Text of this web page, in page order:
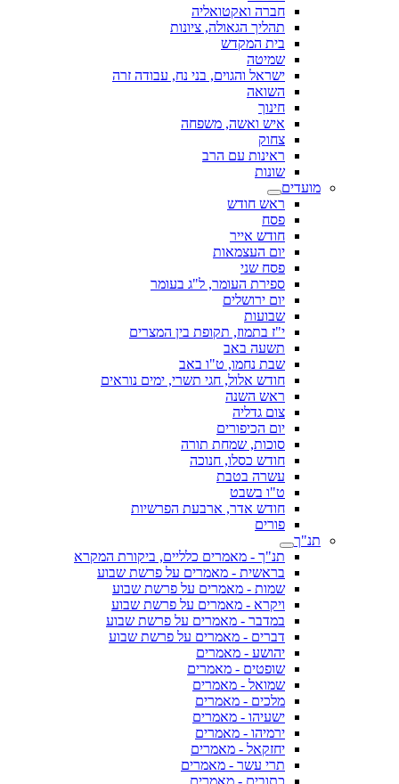
חברה ואקטואליה
תהליך הגאולה, ציונות
בית המקדש
שמיטה
ישראל והגוים, בני נח, עבודה זרה
השואה
חינוך
איש ואשה, משפחה
צחוק
ראינות עם הרב
שונות
מועדים
ראש חודש
פסח
חודש אייר
יום העצמאות
פסח שני
ספירת העומר, ל"ג בעומר
יום ירושלים
שבועות
י"ז בתמוז, תקופת בין המצרים
תשעה באב
שבת נחמו, ט"ו באב
חודש אלול, חגי תשרי, ימים נוראים
ראש השנה
צום גדליה
יום הכיפורים
סוכות, שמחת תורה
חודש כסלו, חנוכה
עשרה בטבת
ט"ו בשבט
חודש אדר, ארבעת הפרשיות
פורים
תנ"ך
תנ"ך - מאמרים כלליים, ביקורת המקרא
בראשית - מאמרים על פרשת שבוע
שמות - מאמרים על פרשת שבוע
ויקרא - מאמרים על פרשת שבוע
במדבר - מאמרים על פרשת שבוע
דברים - מאמרים על פרשת שבוע
יהושע - מאמרים
שופטים - מאמרים
שמואל - מאמרים
מלכים - מאמרים
ישעיהו - מאמרים
ירמיהו - מאמרים
יחזקאל - מאמרים
תרי עשר - מאמרים
כתובים - מאמרים